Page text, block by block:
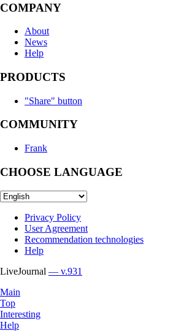
COMPANY
About
News
Help
PRODUCTS
"Share" button
COMMUNITY
Frank
CHOOSE LANGUAGE
Privacy Policy
User Agreement
Recommendation technologies
Help
LiveJournal — v.931
Main
Top
Interesting
Help